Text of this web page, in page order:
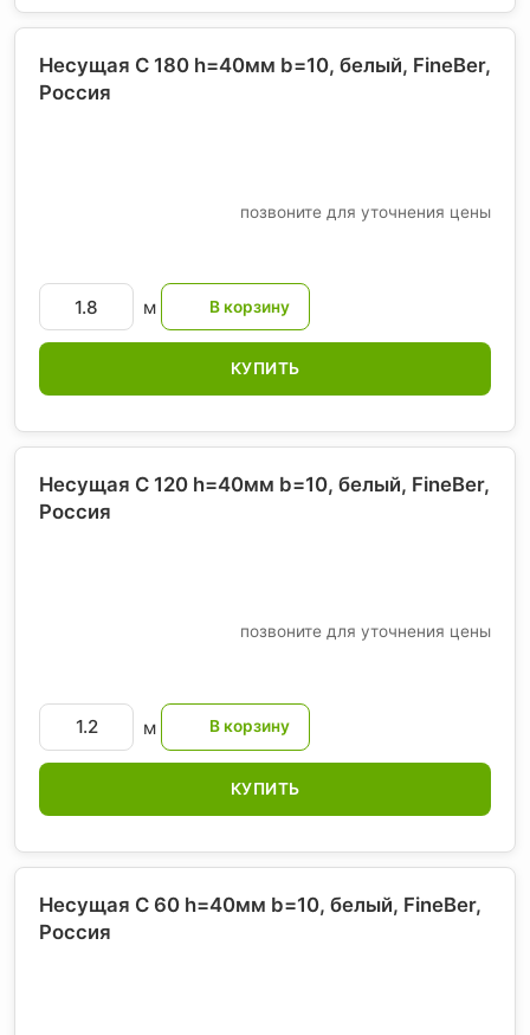
Несущая С 180 h=40мм b=10, белый, FineBer,
Россия
позвоните для уточнения цены
м
КУПИТЬ
Несущая С 120 h=40мм b=10, белый, FineBer,
Россия
позвоните для уточнения цены
м
КУПИТЬ
Несущая С 60 h=40мм b=10, белый, FineBer,
Россия